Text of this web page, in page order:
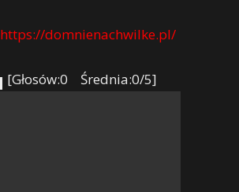
https://domnienachwilke.pl/
[Głosów:0 Średnia:0/5]